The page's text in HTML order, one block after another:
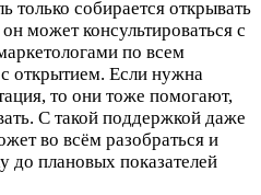
только собирается открывать
может консультироваться с
по всем
открытием. Если нужна
то они тоже помогают,
С такой поддержкой даже
во всём разобраться и
до плановых показателей